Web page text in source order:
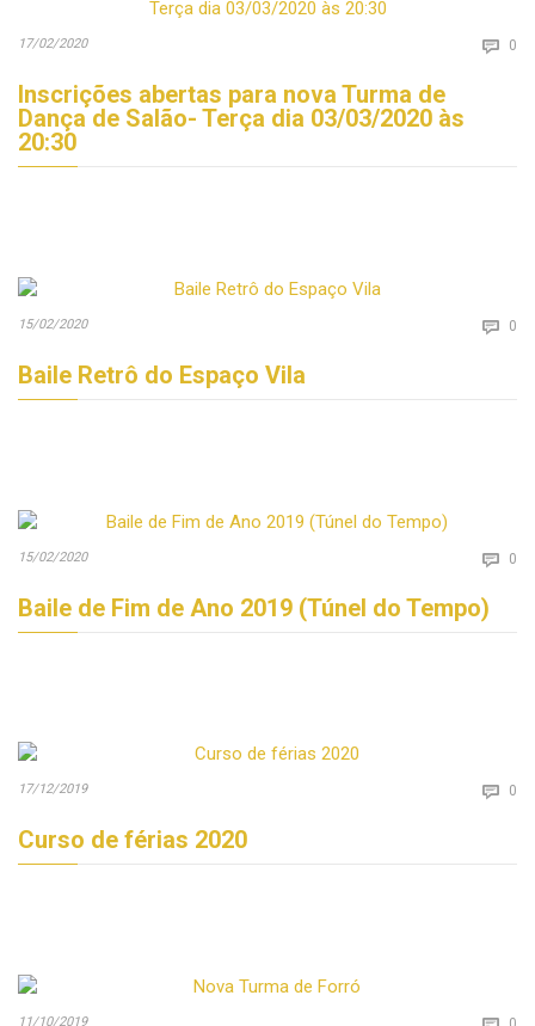
17/02/2020  0
Inscrições abertas para nova Turma de
Dança de Salão- Terça dia 03/03/2020 às
20:30
15/02/2020  0
Baile Retrô do Espaço Vila
15/02/2020  0
Baile de Fim de Ano 2019 (Túnel do Tempo)
17/12/2019  0
Curso de férias 2020
11/10/2019